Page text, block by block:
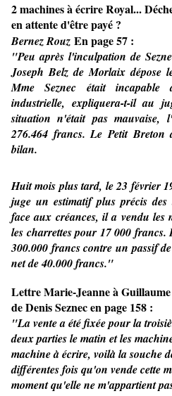
2 machines à écrire Royal...
en attente d'être payé ?
Bernez Rouz En page 57 :
"Peu après l'inculpation de
Joseph Belz de Morlaix dépose
Mme Seznec était incapable
industrielle, expliquera-t-il au
situation n'était pas mauvaise,
276.464 francs. Le Petit
bilan.
Huit mois plus tard, le 23 février
juge un estimatif plus précis
face aux créances, il a vendu les
les charrettes pour 17 000 francs.
300.000 francs contre un passif
net de 40.000 francs."
Lettre Marie-Jeanne à
de Denis Seznec en page 158 :
"La vente a été fixée pour la
deux parties le matin et les
machine à écrire, voilà la souche
différentes fois qu'on vende cette
moment qu'elle ne m'appartient